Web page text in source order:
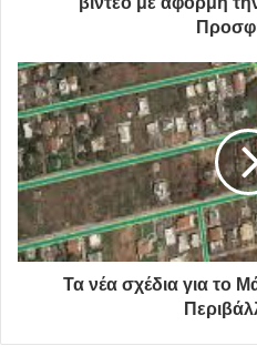
Ο Δήμαρχος Αμαρουσίου κ.
υπογράμμισε:
«Είμαστε πολύ χαρούμενοι
αυτών των σύγχρονων
προγράμματος ανακύκλωσης
αξιοποίηση των ειδών
προηγούμενα χρόνια έχει
Τα νέα σχέδια για το